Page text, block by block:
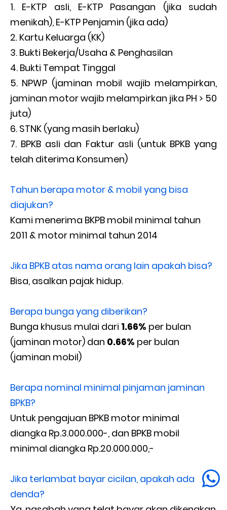
E-KTP asli, E-KTP Pasangan (jika sudah
menikah), E-KTP Penjamin (jika ada)
Kartu Keluarga (KK)
Bukti Bekerja/Usaha & Penghasilan
Bukti Tempat Tinggal
NPWP (jaminan mobil wajib melampirkan,
jaminan motor wajib melampirkan jika PH > 50
juta)
STNK (yang masih berlaku)
BPKB asli dan Faktur asli (untuk BPKB yang
telah diterima Konsumen)
Tahun berapa motor & mobil yang bisa
diajukan?
Kami menerima BKPB mobil minimal tahun
2011 & motor minimal tahun 2014
Jika BPKB atas nama orang lain apakah bisa?
Bisa, asalkan pajak hidup.
Berapa bunga yang diberikan?
Bunga khusus mulai dari 1.66% per bulan
(jaminan motor) dan 0.66% per bulan
(jaminan mobil)
Berapa nominal minimal pinjaman jaminan
BPKB?
Untuk pengajuan BPKB motor minimal
diangka Rp.3.000.000-, dan BPKB mobil
minimal diangka Rp.20.000.000,-
Jika terlambat bayar cicilan, apakah ada
denda?